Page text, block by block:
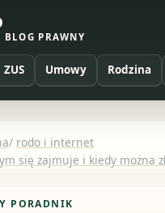
BLOG PRAWNY
ZUS Umowy Rodzina
/ rodo i internet
się zajmuje i kiedy można
PORADNIK